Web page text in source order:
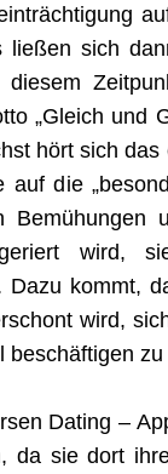
ließen sich
diesem
„Gleich und
hört sich
die
Bemühungen
Dazu kommt,
wird,
beschäftigen
Dating –
da sie dort